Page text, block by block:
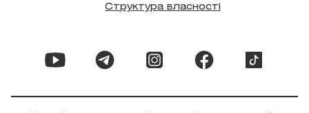
Структура власності